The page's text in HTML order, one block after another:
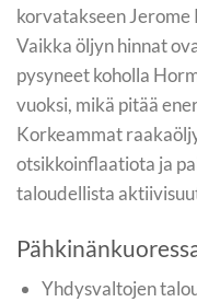
korvatakseen Jerome
Vaikka öljyn hinnat
pysyneet koholla
vuoksi, mikä pitää
Korkeammat
otsikkoinflaatiota ja
taloudellista
Yhdysvaltojen